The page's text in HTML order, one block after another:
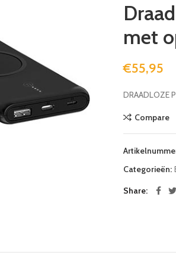
met
€55,95
DRAADLOZE
Compare
Categorieën:
Share